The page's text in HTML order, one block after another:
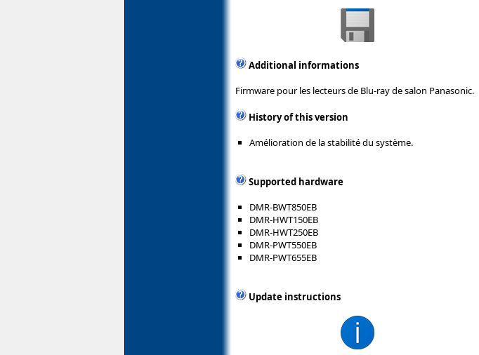
Additional informations
Firmware pour les lecteurs de Blu-ray de salon Panasonic.
History of this version
Amélioration de la stabilité du système.
Supported hardware
DMR-BWT850EB
DMR-HWT150EB
DMR-HWT250EB
DMR-PWT550EB
DMR-PWT655EB
Update instructions